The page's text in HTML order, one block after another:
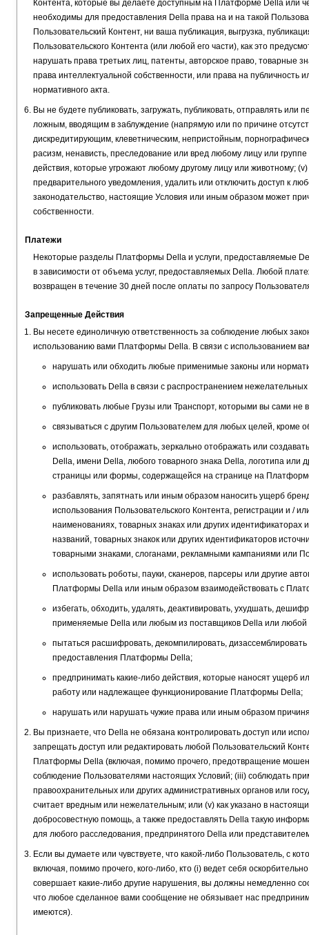
Контента, которые вы делаете доступным на Платформе Della или
необходимы для предоставления Della права на и на такой
Пользовательский Контент, ни ваша публикация, выгрузка,
Пользовательского Контента (или любой его части), как это
нарушать права третьих лиц, патенты, авторское право, товарные
права интеллектуальной собственности, или права на
нормативного акта.
Вы не будете публиковать, загружать, публиковать, отправлять
ложным, вводящим в заблуждение (напрямую или по причине
дискредитирующим, клеветническим, непристойным,
расизм, ненависть, преследование или вред любому лицу или
действия, которые угрожают любому другому лицу или животному;
предварительного уведомления, удалить или отключить доступ к
законодательство, настоящие Условия или иным образом может
собственности.
Платежи
Некоторые разделы Платформы Della и услуги, предоставляемые
в зависимости от объема услуг, предоставляемых Della. Любой
возвращен в течение 30 дней после оплаты по запросу
Запрещенные Действия
Вы несете единоличную ответственность за соблюдение любых
использованию вами Платформы Della. В связи с использованием
нарушать или обходить любые применимые законы или
использовать Della в связи с распространением
публиковать любые Грузы или Транспорт, которыми вы сами
связываться с другим Пользователем для любых целей, кроме
использовать, отображать, зеркально отображать или
Della, имени Della, любого товарного знака Della, логотипа
страницы или формы, содержащейся на странице на
разбавлять, запятнать или иным образом наносить ущерб
использования Пользовательского Контента, регистрации и /
наименованиях, товарных знаках или других идентификаторах
названий, товарных знакок или других идентификаторов
товарными знаками, слоганами, рекламными кампаниями или
использовать роботы, пауки, сканеров, парсеры или другие
Платформы Della или иным образом взаимодействовать с
избегать, обходить, удалять, деактивировать, ухудшать,
применяемые Della или любым из поставщиков Della или
пытаться расшифровать, декомпилировать,
предоставления Платформы Della;
предпринимать какие-либо действия, которые наносят ущерб
работу или надлежащее функционирование Платформы Della;
нарушать или нарушать чужие права или иным образом
Вы признаете, что Della не обязана контролировать доступ или
запрещать доступ или редактировать любой Пользовательский
Платформы Della (включая, помимо прочего, предотвращение
соблюдение Пользователями настоящих Условий; (iii) соблюдать
правоохранительных или других административных органов или
считает вредным или нежелательным; или (v) как указано в
добросовестную помощь, а также предоставлять Della такую
для любого расследования, предпринятого Della или
Если вы думаете или чувствуете, что какой-либо Пользователь, с
включая, помимо прочего, кого-либо, кто (i) ведет себя
совершает какие-либо другие нарушения, вы должны немедленно
что любое сделанное вами сообщение не обязывает нас
имеются).